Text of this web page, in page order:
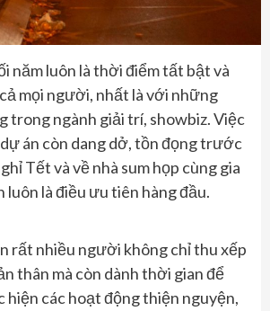
năm luôn là thời điểm tất bật và
mọi người, nhất là với những
trong ngành giải trí, showbiz. Việc
án còn dang dở, tồn đọng trước
Tết và về nhà sum họp cùng gia
là điều ưu tiên hàng đầu.
rất nhiều người không chỉ thu xếp
thân mà còn dành thời gian để
hiện các hoạt động thiện nguyện,